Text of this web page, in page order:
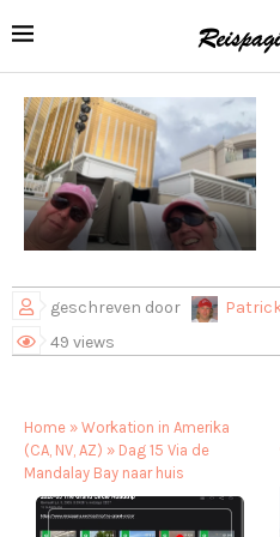
geschreven door
49 views
Home » Workation in Amerika
(CA, NV, AZ) » Dag 15 Via de
Mandalay Bay naar huis